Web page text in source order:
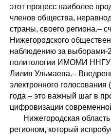
этот процесс наиболее
членов общества,
страны, своего региона.–
Нижегородского
наблюдению за выборами-
политологии ИМОМИ ННГУ
Лилия Ульмаева.–
электронного
года – это важный шаг в
цифровизации
Нижегородская область
регионом, который